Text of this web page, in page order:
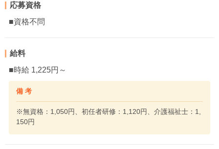
応募資格
■資格不問
給料
■時給 1,225円～
備 考
※無資格：1,050円、初任者研修：1,120円、介護福祉士：1,
150円